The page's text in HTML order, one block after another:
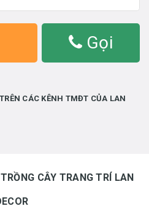
Gọi
CÁC KÊNH TMĐT CỦA LAN
CÂY TRANG TRÍ LAN